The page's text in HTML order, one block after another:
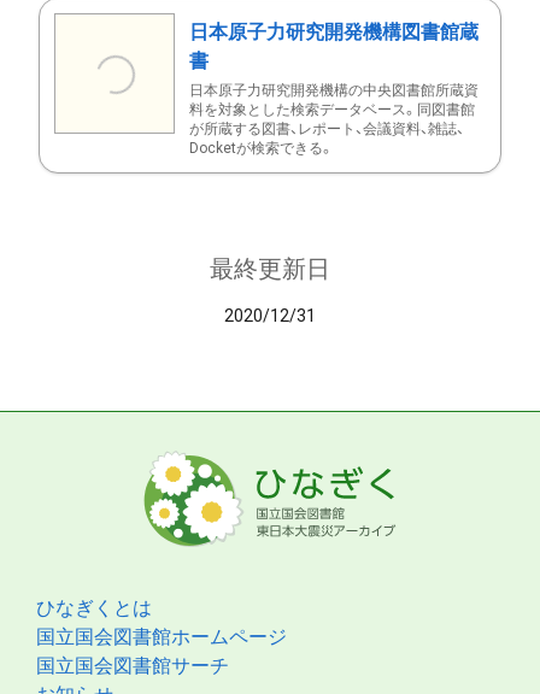
日本原子力研究開発機構図書館蔵
書
日本原子力研究開発機構の中央図書館所蔵資
料を対象とした検索データベース。同図書館
が所蔵する図書、レポート、会議資料、雑誌、
Docketが検索できる。
最終更新日
2020/12/31
ひなぎくとは
国立国会図書館ホームページ
国立国会図書館サーチ